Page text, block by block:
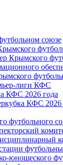
союзе
Крымского
лиги КФС
КФС 2026 года
КФС 2026
футбольного
юношеского